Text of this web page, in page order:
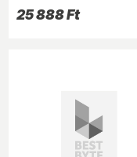
25 888 Ft